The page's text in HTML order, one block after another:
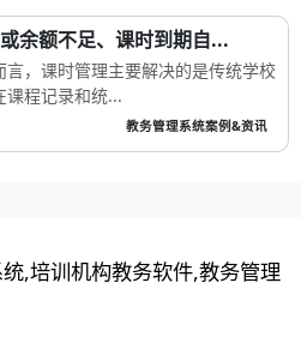
余额不足、课时到期自...
，课时管理主要解决的是传统学校
课程记录和统...
教务管理系统案例&资讯
,培训机构教务软件,教务管理